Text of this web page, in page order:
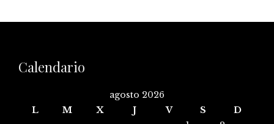
Calendario
agosto 2026
L
M X J V S
D